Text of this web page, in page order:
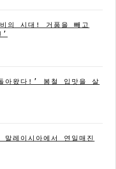
의 시대! 거품을 빼고
’
아왔다!’ 봄철 입맛을 살
레이시아에서 연일매진